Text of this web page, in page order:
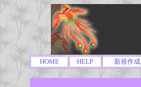
HOME HELP 新規作成